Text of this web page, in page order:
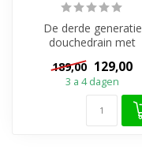
De derde generatie
douchedrain met
garant voor kwaliteit...
189,00 129,00
3 a 4 dagen